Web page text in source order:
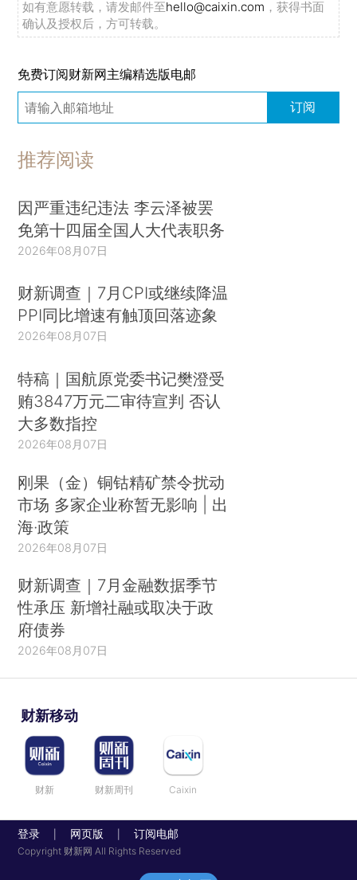
如有意愿转载，请发邮件至hello@caixin.com ，获得书面
确认及授权后，方可转载。
免费订阅财新网主编精选版电邮
订阅
推荐阅读
因严重违纪违法 李云泽被罢
免第十四届全国人大代表职务
2026年08月07日
财新调查｜7月CPI或继续降温
PPI同比增速有触顶回落迹象
2026年08月07日
特稿｜国航原党委书记樊澄受
贿3847万元二审待宣判 否认
大多数指控
2026年08月07日
刚果（金）铜钴精矿禁令扰动
市场 多家企业称暂无影响 | 出
海·政策
2026年08月07日
财新调查｜7月金融数据季节
性承压 新增社融或取决于政
府债券
2026年08月07日
财新移动
财新 财新周刊 Caixin
登录 网页版 订阅电邮
Copyright 财新网 All Rights Reserved